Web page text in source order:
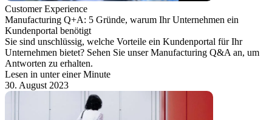
Customer Experience
Manufacturing Q+A: 5 Gründe, warum Ihr Unternehmen ein
Kundenportal benötigt
Sie sind unschlüssig, welche Vorteile ein Kundenportal für Ihr
Unternehmen bietet? Sehen Sie unser Manufacturing Q&A an, um
Antworten zu erhalten.
Lesen in unter einer Minute
30. August 2023